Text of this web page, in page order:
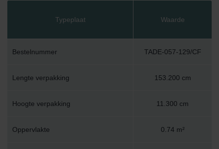
Typeplaat Waarde
Bestelnummer TADE-057-129/CF
Lengte verpakking 153.200 cm
Hoogte verpakking 11.300 cm
Oppervlakte 0.74 m²